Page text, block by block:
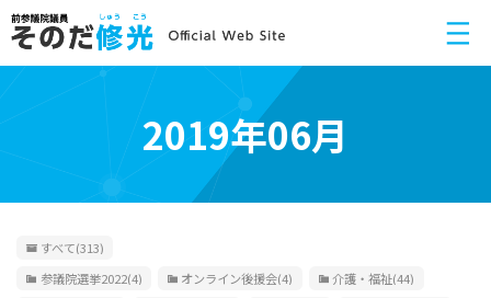
2019年06月
すべて(313)
参議院選挙2022(4) オンライン後援会(4) 介護・福祉(44)